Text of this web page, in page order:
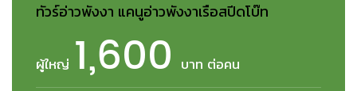
ทัวร์อ่าวพังงา แคนูอ่าวพังงาเรือสปีดโบ๊ท
ผู้ใหญ่ 1,600 บาท ต่อคน